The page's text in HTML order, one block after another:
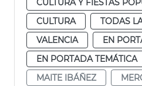
CULTURA
TODAS
VALENCIA
EN
EN PORTADA TEMÁTICA
MAITE IBÁÑEZ